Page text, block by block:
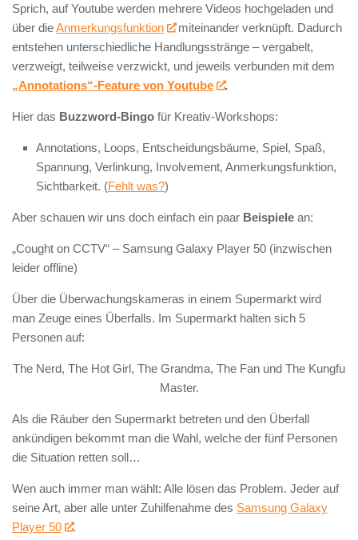
Sprich, auf Youtube werden mehrere Videos hochgeladen und
über dieAnmerkungsfunktion
miteinander verknüpft. Dadurch
entstehen unterschiedliche Handlungsstränge – vergabelt,
verzweigt, teilweise verzwickt, und jeweils verbunden mit dem
„Annotations“-Feature von Youtube
.
Hier das Buzzword-Bingo für Kreativ-Workshops:
Annotations, Loops, Entscheidungsbäume, Spiel, Spaß,
Spannung, Verlinkung, Involvement, Anmerkungsfunktion,
Sichtbarkeit. (Fehlt was?)
Aber schauen wir uns doch einfach ein paar Beispiele an:
„Cought on CCTV“ – Samsung Galaxy Player 50 (inzwischen
leider offline)
Über die Überwachungskameras in einem Supermarkt wird
man Zeuge eines Überfalls. Im Supermarkt halten sich 5
Personen auf:
The Nerd, The Hot Girl, The Grandma, The Fan und The Kungfu
Master.
Als die Räuber den Supermarkt betreten und den Überfall
ankündigen bekommt man die Wahl, welche der fünf Personen
die Situation retten soll…
Wen auch immer man wählt: Alle lösen das Problem. Jeder auf
seine Art, aber alle unter Zuhilfenahme des Samsung Galaxy
Player 50
.